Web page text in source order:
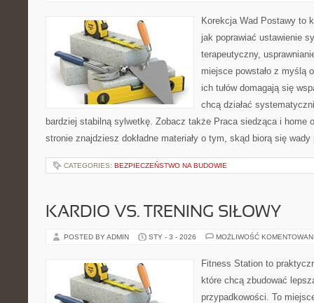
Korekcja Wad Postawy to
jak poprawiać ustawienie
terapeutyczny,
miejsce powstało z myślą
ich tułów domagają się
chcą działać
bardziej stabilną sylwetkę. Zobacz także Praca siedząca i home
stronie znajdziesz dokładne materiały o tym, skąd biorą się
CATEGORIES: BEZPIECZEŃSTWO NA BUDOWIE
KARDIO VS. TRENING SIŁOWY
POSTED BY ADMIN STY - 3 - 2026 MOŻLIWOŚĆ
Fitness Station to
które chcą zbudować
przypadkowości. To